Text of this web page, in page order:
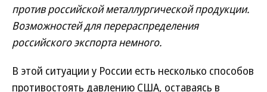
против российской металлургической продукции.
Возможностей для перераспределения
российского экспорта немного.
В этой ситуации у России есть несколько способов
противостоять давлению США, оставаясь в